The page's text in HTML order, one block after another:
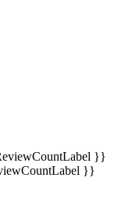
}}
}}